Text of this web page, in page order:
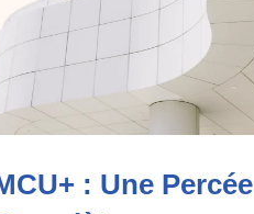
: Une Percée